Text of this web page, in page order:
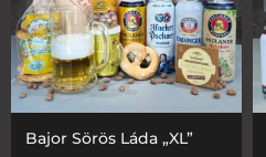
Bajor Sörös Láda „XL”